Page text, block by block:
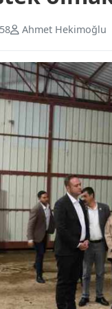
Ahmet Hekimoğlu